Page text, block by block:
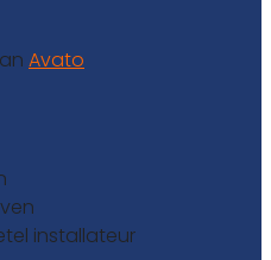
Avato
installateur